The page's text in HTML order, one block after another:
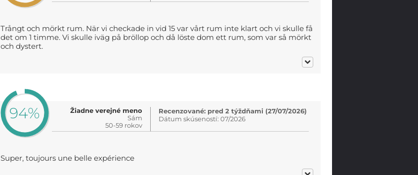
Trångt och mörkt rum. När vi checkade in vid 15 var vårt rum inte klart och vi skulle få
det om 1 timme. Vi skulle iväg på bröllop och då löste dom ett rum, som var så mörkt
och dystert.
94%
Žiadne verejné meno
Sám
50-59 rokov
Recenzované: pred 2 týždňami (27/07/2026)
Dátum skúseností: 07/2026
Super, toujours une belle expérience